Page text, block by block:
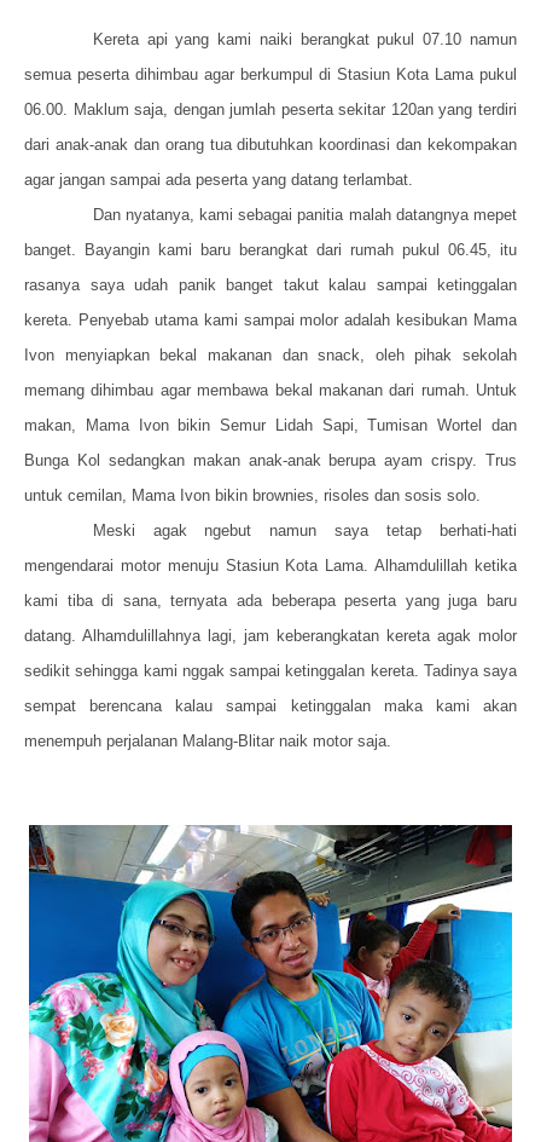
Kereta api yang kami naiki berangkat pukul 07.10 namun
semua peserta dihimbau agar berkumpul di Stasiun Kota Lama pukul
06.00. Maklum saja, dengan jumlah peserta sekitar 120an yang terdiri
dari anak-anak dan orang tua dibutuhkan koordinasi dan kekompakan
agar jangan sampai ada peserta yang datang terlambat.
Dan nyatanya, kami sebagai panitia malah datangnya mepet
banget. Bayangin kami baru berangkat dari rumah pukul 06.45, itu
rasanya saya udah panik banget takut kalau sampai ketinggalan
kereta. Penyebab utama kami sampai molor adalah kesibukan Mama
Ivon menyiapkan bekal makanan dan snack, oleh pihak sekolah
memang dihimbau agar membawa bekal makanan dari rumah. Untuk
makan, Mama Ivon bikin Semur Lidah Sapi, Tumisan Wortel dan
Bunga Kol sedangkan makan anak-anak berupa ayam crispy. Trus
untuk cemilan, Mama Ivon bikin brownies, risoles dan sosis solo.
Meski agak ngebut namun saya tetap berhati-hati
mengendarai motor menuju Stasiun Kota Lama. Alhamdulillah ketika
kami tiba di sana, ternyata ada beberapa peserta yang juga baru
datang. Alhamdulillahnya lagi, jam keberangkatan kereta agak molor
sedikit sehingga kami nggak sampai ketinggalan kereta. Tadinya saya
sempat berencana kalau sampai ketinggalan maka kami akan
menempuh perjalanan Malang-Blitar naik motor saja.